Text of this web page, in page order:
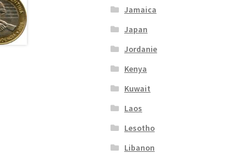
Jamaica
Japan
Jordanie
Kenya
Kuwait
Laos
Lesotho
Libanon